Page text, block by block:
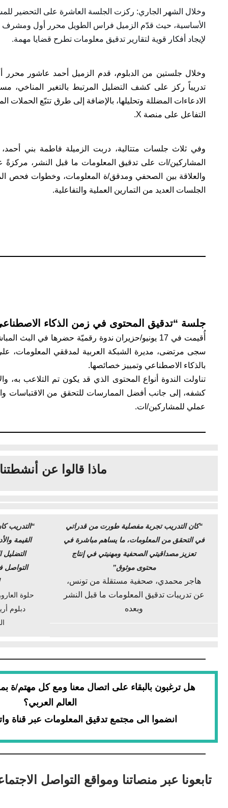
وخلال الشهر الجاري: ركزت الجلسة العاشرة على التحضير
الأساسية، حيث قدّم الزميل فراس الطويل محرر أول ومشرف
لإيجاد أفكار قوية لتقارير تدقيق معلومات تطرح قضايا مهمة.
وخلال جلستين من الدبلوم، قدم الزميل أحمد عاشور
تدريباً ركز على كشف التضليل المرتبط بالتغير
الادعاءات المضللة وتحليلها، بالإضافة إلى طرق تتبّع
التفاعل على منصة X.
المشاركين/ات على تدقيق المعلومات ما قبل النشر، مركزةً
والعلاقة بين الصحفي ومدقق/ة المعلومات، وخطوات فحص
الجلسات العديد من التمارين العملية والتفاعلية.
جلسة “تدقيق المحتوى في زمن الذكاء
سجى مرتضى، مديرة الشبكة العربية لمدققي المعلومات،
بالذكاء الاصطناعي وتمييز خصائصها.
تناولت الندوة أنواع المحتوى الذي قد يكون تم التلاعب به،
كشفه، إلى جانب أفضل الممارسات للتحقق من الاقتباسات
عملي للمشاركين/ات.
ماذا قالوا عن
“كان التدريب تجربة مفصلية طورت من قدراتي
في التحقق من المعلومات، ما يساهم مباشرة في
تعزيز مصداقيتي الصحفية ومهنيتي في إنتاج
محتوى موثوق”
هاجر محمدي، صحفية مستقلة من تونس،
عن تدريبات تدقيق المعلومات ما قبل النشر
وبعده
“التدريب
القيمة
التواصل
حلوة
دبلوم
هل ترغبون بالبقاء على اتصال معنا ومع كل مهتم/ة
العالم العربي؟
انضموا الى مجتمع تدقيق المعلومات عبر قناة
تابعونا عبر منصاتنا ومواقع التواصل